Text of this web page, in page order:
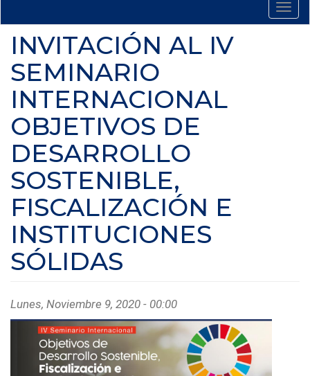
INVITACIÓN AL IV
SEMINARIO
INTERNACIONAL
OBJETIVOS DE
DESARROLLO
SOSTENIBLE,
FISCALIZACIÓN E
INSTITUCIONES
SÓLIDAS
Lunes, Noviembre 9, 2020 - 00:00